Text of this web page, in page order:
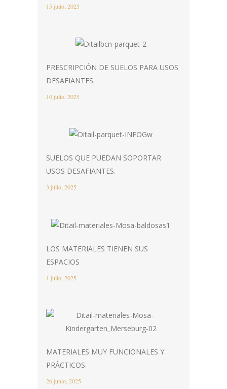
15 julio, 2025
PRESCRIPCIÓN DE SUELOS PARA USOS
DESAFIANTES.
10 julio, 2025
SUELOS QUE PUEDAN SOPORTAR
USOS DESAFIANTES.
3 julio, 2025
LOS MATERIALES TIENEN SUS
ESPACIOS
1 julio, 2025
MATERIALES MUY FUNCIONALES Y
PRÁCTICOS.
26 junio, 2025